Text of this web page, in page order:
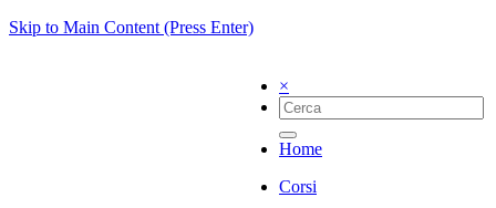
Skip to Main Content (Press Enter)
×
Home
Corsi